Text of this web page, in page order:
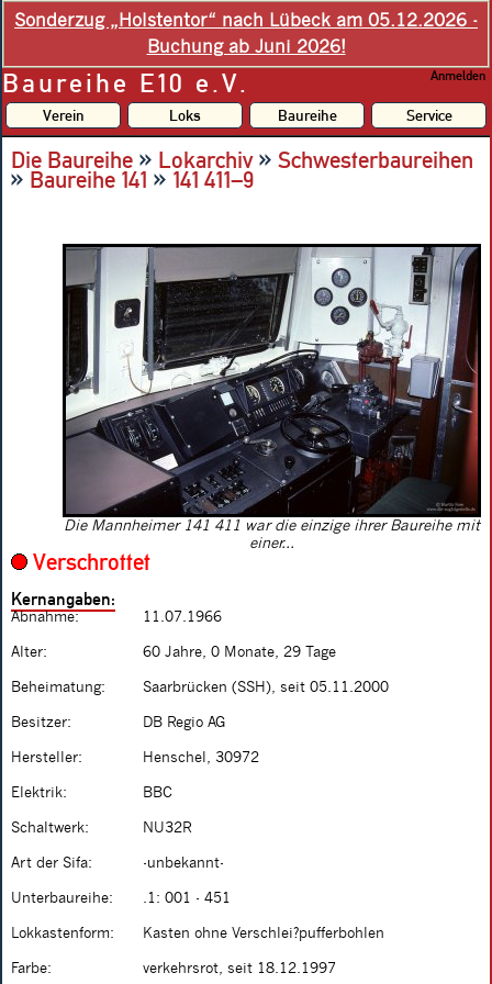
Sonderzug „Holstentor“ nach Lübeck am 05.12.2026 -
Buchung ab Juni 2026!
Baureihe E10 e.V. Anmelden
Verein Loks Baureihe Service
Die Baureihe » Lokarchiv» Schwesterbaureihen
»Baureihe 141 »141 411–9
Die Mannheimer 141 411 war die einzige ihrer Baureihe mit
einer...
Verschrottet
Kernangaben:
Abnahme: 11.07.1966
Alter: 60 Jahre, 0 Monate, 29 Tage
Beheimatung: Saarbrücken (SSH), seit 05.11.2000
Besitzer: DB Regio AG
Hersteller: Henschel, 30972
Elektrik: BBC
Schaltwerk: NU32R
Art der Sifa: -unbekannt-
Unterbaureihe: .1: 001 - 451
Lokkastenform: Kasten ohne Verschlei?pufferbohlen
Farbe: verkehrsrot, seit 18.12.1997